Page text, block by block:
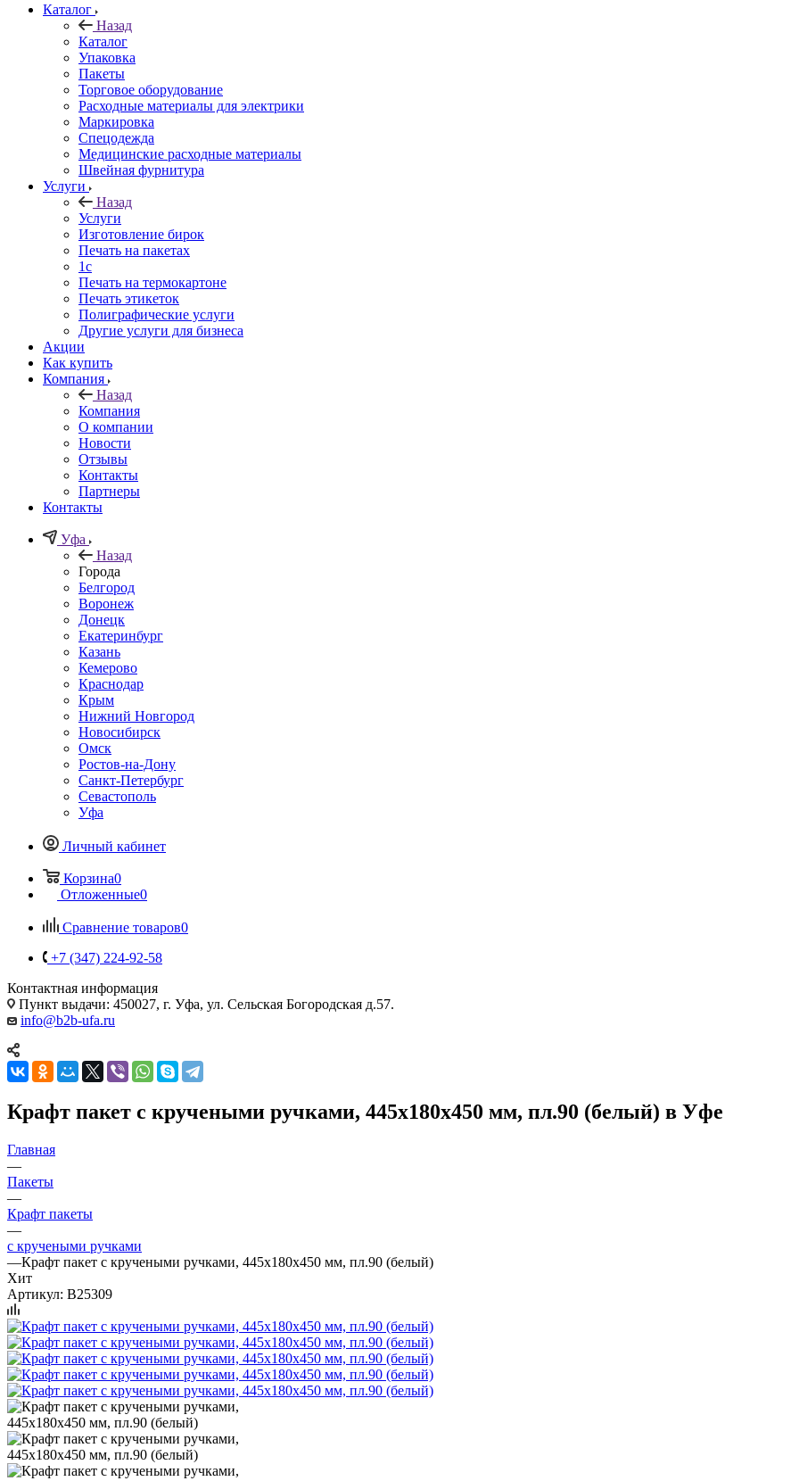
Каталог
Назад
Каталог
Упаковка
Пакеты
Торговое оборудование
Расходные материалы для электрики
Маркировка
Спецодежда
Медицинские расходные материалы
Швейная фурнитура
Услуги
Назад
Услуги
Изготовление бирок
Печать на пакетах
1c
Печать на термокартоне
Печать этикеток
Полиграфические услуги
Другие услуги для бизнеса
Акции
Как купить
Компания
Назад
Компания
О компании
Новости
Отзывы
Контакты
Партнеры
Контакты
Уфа
Назад
Города
Белгород
Воронеж
Донецк
Екатеринбург
Казань
Кемерово
Краснодар
Крым
Нижний Новгород
Новосибирск
Омск
Ростов-на-Дону
Санкт-Петербург
Севастополь
Уфа
Личный кабинет
Корзина0
Отложенные0
Сравнение товаров0
+7 (347) 224-92-58
Контактная информация
Пункт выдачи: 450027, г. Уфа, ул. Сельская Богородская д.57.
info@b2b-ufa.ru
Крафт пакет с кручеными ручками, 445х180х450 мм, пл.90 (белый) в Уфе
Главная
—
Пакеты
—
Крафт пакеты
—
с кручеными ручками
—Крафт пакет с кручеными ручками, 445х180х450 мм, пл.90 (белый)
Хит
Артикул: B25309